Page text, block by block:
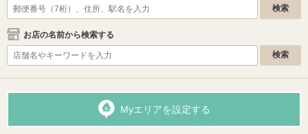
お店の名前から検索する
Myエリアを設定する